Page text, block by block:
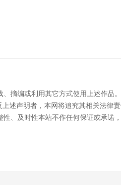
摘编或利用其它方式使用上述作品
述声明者，本网将追究其相关法律责
、及时性本站不作任何保证或承诺